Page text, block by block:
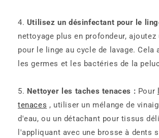
Utilisez un désinfectant pour le
nettoyage plus en profondeur,
pour le linge au cycle de lavage. Cela
les germes et les bactéries de la
Nettoyer les taches tenaces : Pour
tenaces , utiliser un mélange de
d'eau, ou un détachant pour tissus
l'appliquant avec une brosse à dents